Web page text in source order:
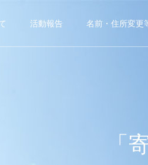
活動報告 名前・住所変更
「